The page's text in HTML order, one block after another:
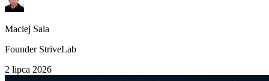
Maciej Sala
Founder StriveLab
2 lipca 2026